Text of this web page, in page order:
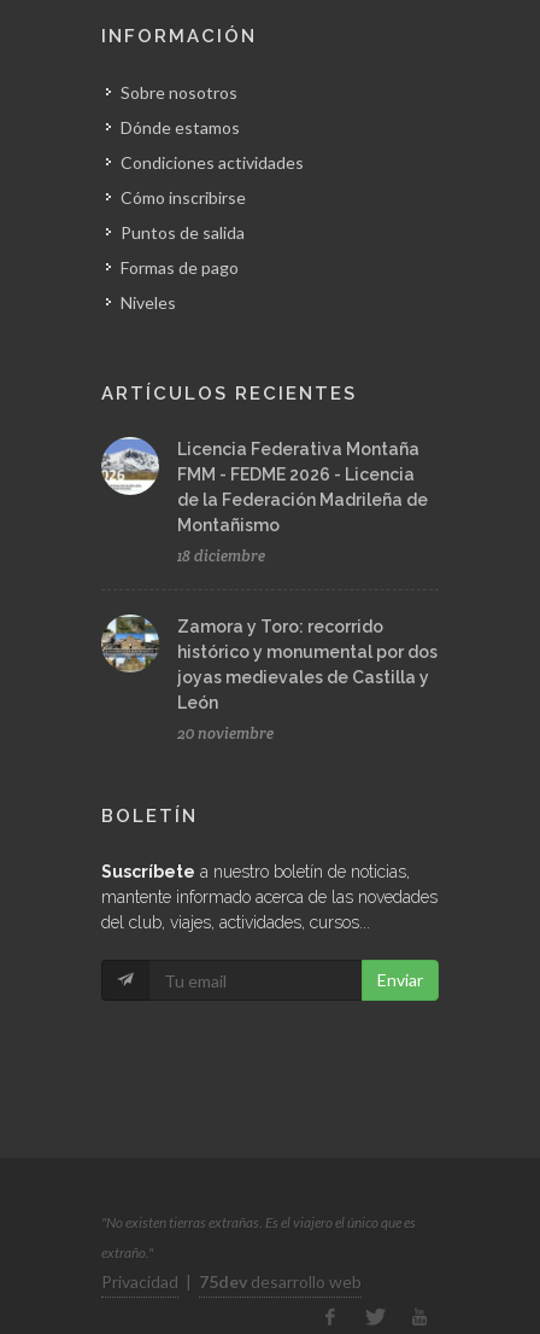
INFORMACIÓN
Sobre nosotros
Dónde estamos
Condiciones actividades
Cómo inscribirse
Puntos de salida
Formas de pago
Niveles
ARTÍCULOS RECIENTES
Licencia Federativa Montaña
FMM - FEDME 2026 - Licencia
de la Federación Madrileña de
Montañismo
18 diciembre
Zamora y Toro: recorrido
histórico y monumental por dos
joyas medievales de Castilla y
León
20 noviembre
BOLETÍN
Suscríbete a nuestro boletín de noticias,
mantente informado acerca de las novedades
del club, viajes, actividades, cursos...
Enviar
"No existen tierras extrañas. Es el viajero el único que es
extraño."
Privacidad | 75dev desarrollo web